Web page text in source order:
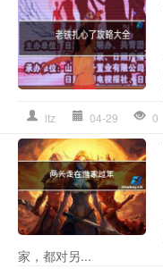
ltz 04-29 0
家，都对另...